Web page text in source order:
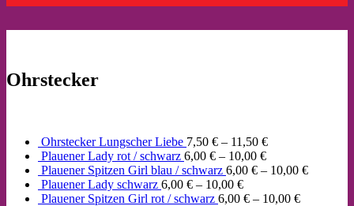
Ohrstecker
Ohrstecker Lungscher Liebe 7,50 € – 11,50 €
Plauener Lady rot / schwarz 6,00 € – 10,00 €
Plauener Spitzen Girl blau / schwarz 6,00 € – 10,00 €
Plauener Lady schwarz 6,00 € – 10,00 €
Plauener Spitzen Girl rot / schwarz 6,00 € – 10,00 €